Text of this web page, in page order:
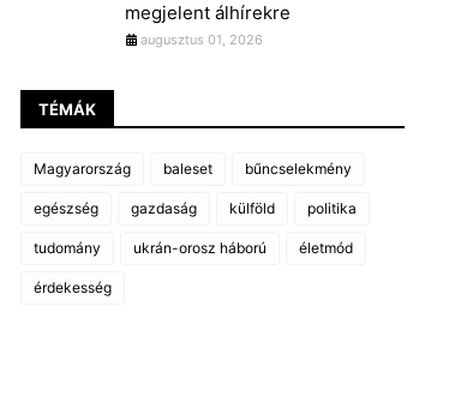
megjelent álhírekre
augusztus 01, 2026
TÉMÁK
Magyarország baleset bűncselekmény
egészség gazdaság külföld politika
tudomány ukrán-orosz háború életmód
érdekesség